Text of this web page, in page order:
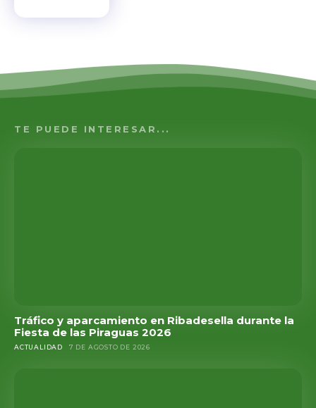
TE PUEDE INTERESAR...
Tráfico y aparcamiento en Ribadesella durante la
Fiesta de las Piraguas 2026
ACTUALIDAD 7 DE AGOSTO DE 2026